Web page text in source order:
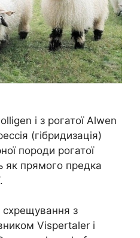
і з рогатої Alwen
(гібридизація)
породи рогатої
як прямого предка
схрещування з
Vispertaler і